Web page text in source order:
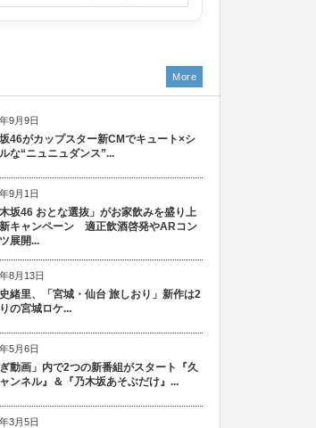
9月9日
46がカップスター新CMでキュート×シ
な“ニュニュダンス”...
9月1日
木坂46 おとな選抜」がお家飲みを盛り上
キャンペーン 適正飲酒啓発やARコン
展開...
8月13日
緒里、「宮城・仙台 旅しおり」新作は2
の宮城ロケ...
5月6日
ぎ動画」内で2つの新番組がスタート『久
ンネル』＆『乃木坂あそぶだけ』...
3月5日
More